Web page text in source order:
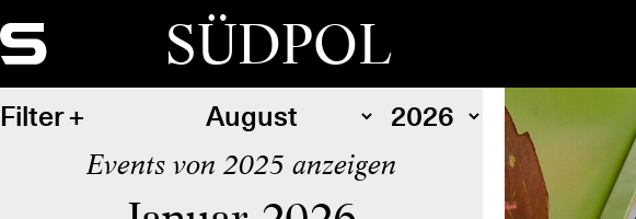
SÜDPOL
Filter
Events von 2025 anzeigen